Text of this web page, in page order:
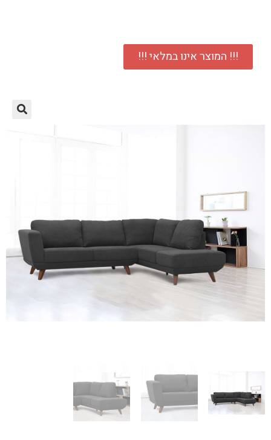
!!! המוצר אינו במלאי !!!